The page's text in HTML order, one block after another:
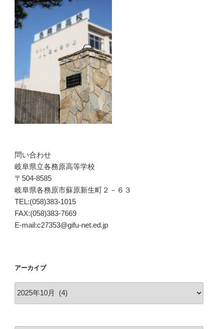
問い合わせ
岐阜県立各務原高等学校
〒504-8585
岐阜県各務原市蘇原新生町２－６３
TEL:(058)383-1015
FAX:(058)383-7669
E-mail:c27353@gifu-net.ed.jp
アーカイブ